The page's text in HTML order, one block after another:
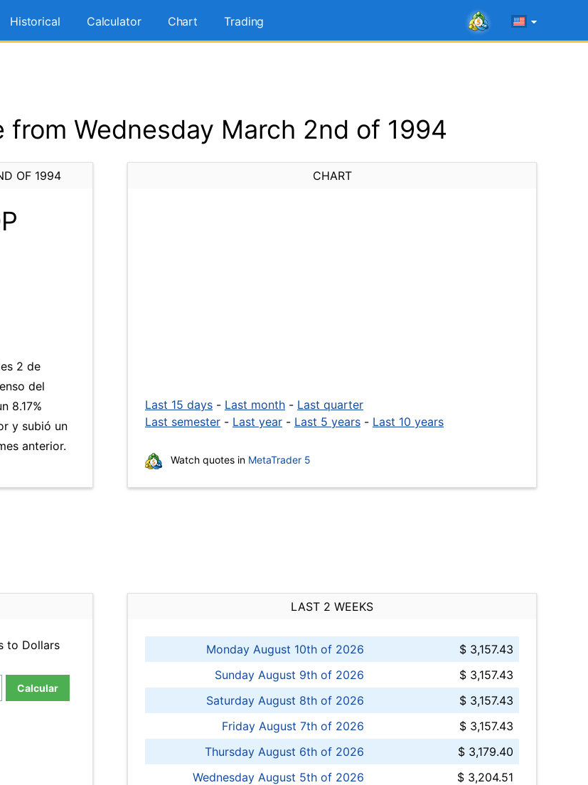
Historical Calculator Chart Trading
from Wednesday March 2nd of 1994
OF 1994
2 de
del
8.17%
y subió un
anterior.
CHART
Last 15 days - Last month - Last quarter
Last semester - Last year - Last 5 years - Last 10 years
Watch quotes in MetaTrader 5
to Dollars
Calcular
LAST 2 WEEKS
Monday August 10th of 2026
$ 3,157.43
Sunday August 9th of 2026
$ 3,157.43
Saturday August 8th of 2026
$ 3,157.43
Friday August 7th of 2026
$ 3,157.43
Thursday August 6th of 2026
$ 3,179.40
Wednesday August 5th of 2026
$ 3,204.51